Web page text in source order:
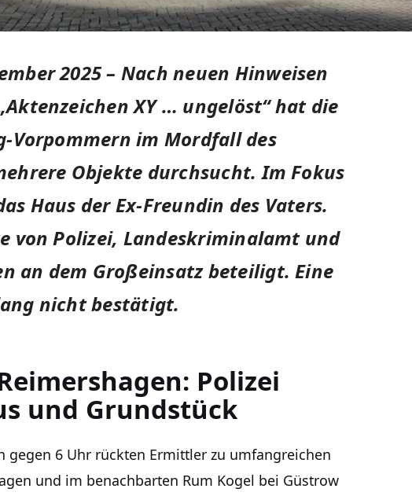
2025 – Nach neuen Hinweisen
XY … ungelöst“ hat die
Vorpommern im Mordfall des
Objekte durchsucht. Im Fokus
Haus der Ex-Freundin des Vaters.
von Polizei, Landeskriminalamt und
an dem Großeinsatz beteiligt. Eine
nicht bestätigt.
Polizei
und Grundstück
gegen 6 Uhr rückten Ermittler zu umfangreichen
und im benachbarten Rum Kogel bei Güstrow